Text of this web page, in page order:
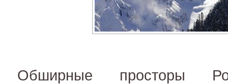
Обширные просторы